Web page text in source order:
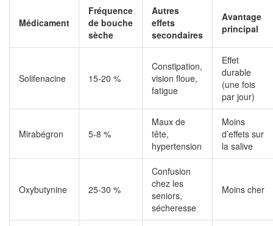
Médicament
Fréquence
de bouche
sèche
Autres
effets
secondaires
Avantage
principal
Solifenacine 15-20 %
Constipation,
vision floue,
fatigue
Effet
durable
(une fois
par jour)
Mirabégron 5-8 %
Maux de
tête,
hypertension
Moins
d’effets sur
la salive
Oxybutynine 25-30 %
Confusion
chez les
seniors,
sécheresse
Moins cher